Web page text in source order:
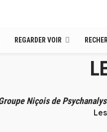
REGARDER VOIR
Niçois de